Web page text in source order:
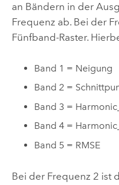
an Bändern in der
Frequenz ab. Bei der
Fünfband-Raster.
Band 1 = Neigung
Band 2 =
Band 3 =
Band 4 =
Band 5 = RMSE
Bei der Frequenz 2 ist